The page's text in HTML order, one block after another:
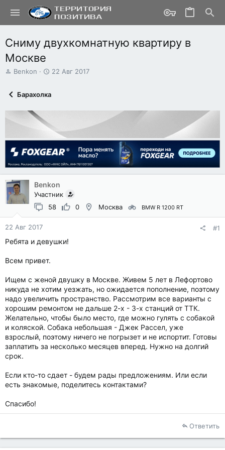
Сниму двухкомнатную квартиру в
Москве
А
ы
Benkon
Д
л
а
22 Авг 2017
Барахолка
Benkon
Участник
58
0 Москва BMW R 1200 RT
22 Авг 2017 #1
Ребята и девушки!
Всем привет.
Ищем с женой двушку в Москве. Живем 5 лет в Лефортово
никуда не хотим уезжать, но ожидается пополнение, поэтому
надо увеличить пространство. Рассмотрим все варианты с
хорошим ремонтом не дальше 2-х - 3-х станций от ТТК.
Желательно, чтобы было место, где можно гулять с собакой
и коляской. Собака небольшая - Джек Рассел, уже
взрослый, поэтому ничего не погрызет и не испортит. Готовы
заплатить за несколько месяцев вперед. Нужно на долгий
срок.
Если кто-то сдает - будем рады предложениям. Или если
есть знакомые, поделитесь контактами?
Спасибо!
Ответить